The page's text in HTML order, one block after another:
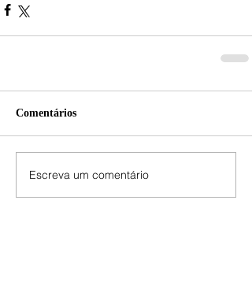
Comentários
Escreva um comentário